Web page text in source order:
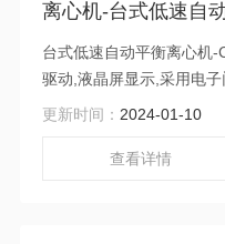
离心机-台式低速自
台式低速自动平衡离心机
驱动,液晶屏显示,采用电
动；运行时门盖如果异常
更新时间： 2024-01-10
查看详情